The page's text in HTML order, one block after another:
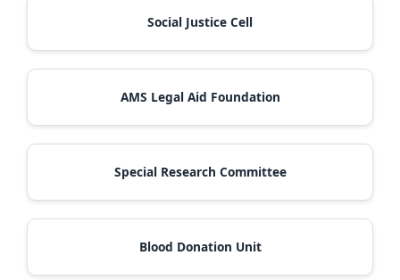
Social Justice Cell
AMS Legal Aid Foundation
Special Research Committee
Blood Donation Unit